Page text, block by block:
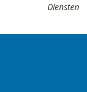
Diensten